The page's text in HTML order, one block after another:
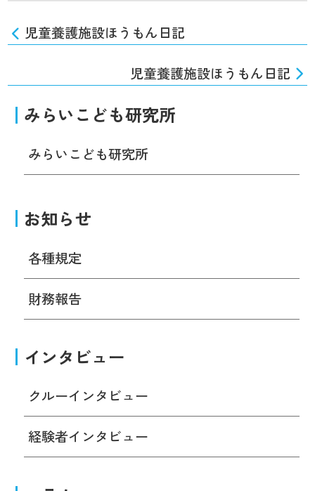
児童養護施設ほうもん日記
児童養護施設ほうもん日記
みらいこども研究所
みらいこども研究所
お知らせ
各種規定
財務報告
インタビュー
クルーインタビュー
経験者インタビュー